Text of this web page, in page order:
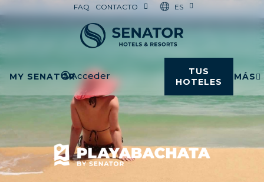
FAQ CONTACTO ES
MY SENATORAcceder
TUS
HOTELES
MÁS